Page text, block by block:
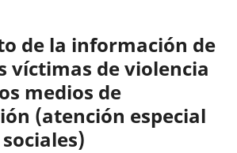
de la información de
víctimas de violencia
medios de
(atención especial